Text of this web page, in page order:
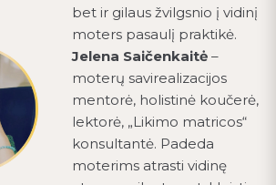
bet ir gilaus žvilgsnio į vidinį
moters pasaulį praktikė.
Jelena Saičenkaitė –
moterų savirealizacijos
mentorė, holistinė koučerė,
lektorė, „Likimo matricos“
konsultantė. Padeda
moterims atrasti vidinę